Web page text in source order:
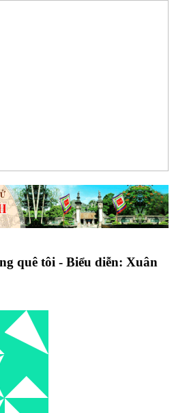
quê tôi - Biểu diễn: Xuân